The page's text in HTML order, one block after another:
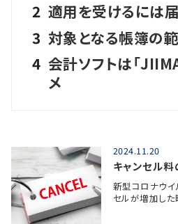
2 適用を受けるには
3 対象となる帳簿の
4 会計ソフトは「
メ
2024.11.20
キャンセル
新型コロナウ
セルが増加し